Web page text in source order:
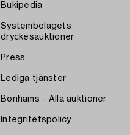
Bukipedia
Systembolagets
dryckesauktioner
Press
Lediga tjänster
Bonhams - Alla auktioner
Integritetspolicy